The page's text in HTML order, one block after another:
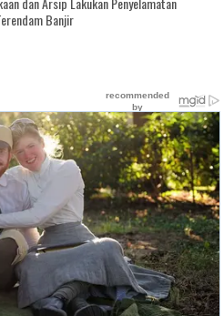
Banjir